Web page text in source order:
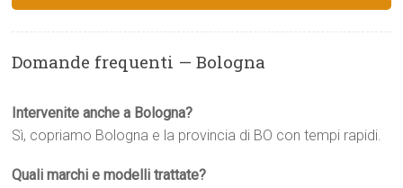
Domande frequenti — Bologna
Intervenite anche a Bologna?
Sì, copriamo Bologna e la provincia di BO con tempi rapidi.
Quali marchi e modelli trattate?